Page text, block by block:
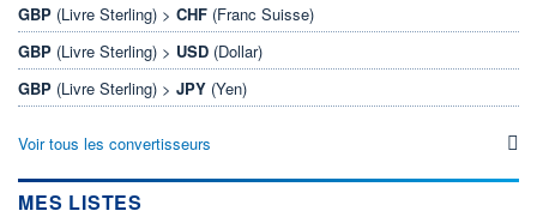
GBP (Livre Sterling) > CHF (Franc Suisse)
GBP (Livre Sterling) > USD (Dollar)
GBP (Livre Sterling) > JPY (Yen)
Voir tous les convertisseurs
MES LISTES